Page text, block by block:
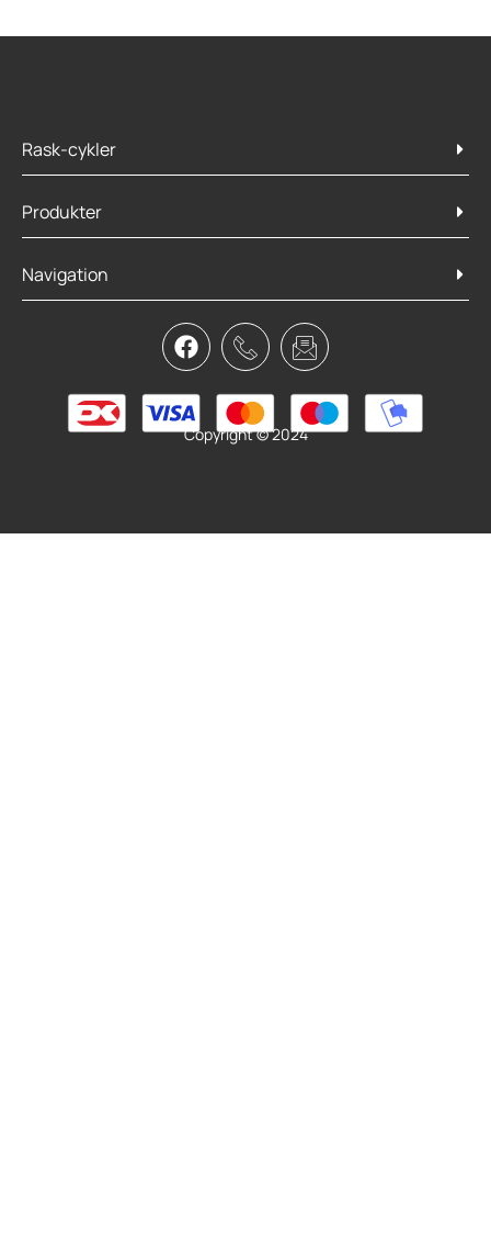
Rask-cykler
Produkter
Navigation
Copyright © 2024